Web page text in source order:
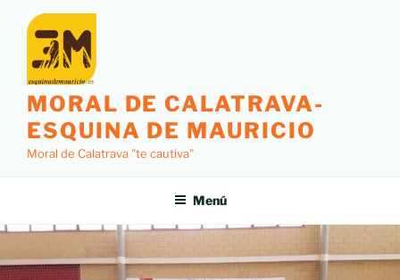
MORAL DE CALATRAVA-
ESQUINA DE MAURICIO
Moral de Calatrava "te cautiva"
Menú